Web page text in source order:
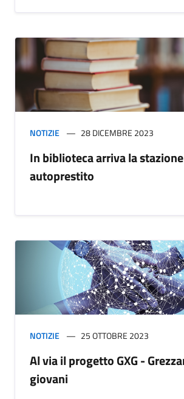
NOTIZIE 28 DICEMBRE 2023
In biblioteca arriva la
autoprestito
NOTIZIE 25 OTTOBRE 2023
Al via il progetto GXG -
giovani